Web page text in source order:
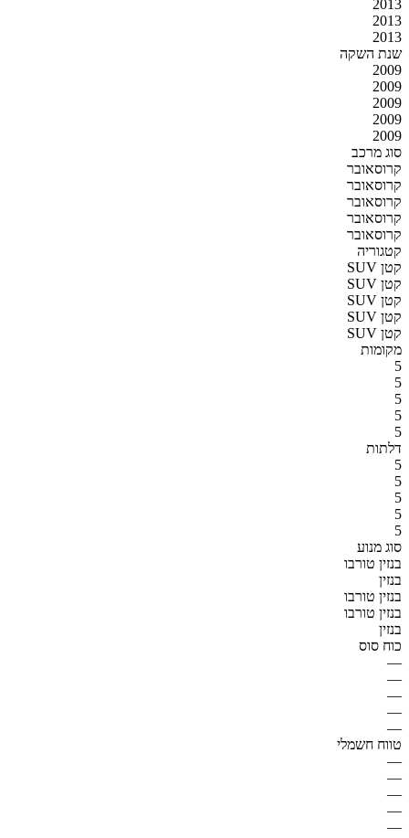
2013
2013
2013
שנת השקה
2009
2009
2009
2009
2009
סוג מרכב
קרוסאובר
קרוסאובר
קרוסאובר
קרוסאובר
קרוסאובר
קטגוריה
SUV קטן
SUV קטן
SUV קטן
SUV קטן
SUV קטן
מקומות
5
5
5
5
5
דלתות
5
5
5
5
5
סוג מנוע
בנזין טורבו
בנזין
בנזין טורבו
בנזין טורבו
בנזין
כוח סוס
—
—
—
—
—
טווח חשמלי
—
—
—
—
—